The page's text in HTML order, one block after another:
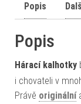
Popis
Popis
Hárací kalhotky
i chovateli v
Právě originální